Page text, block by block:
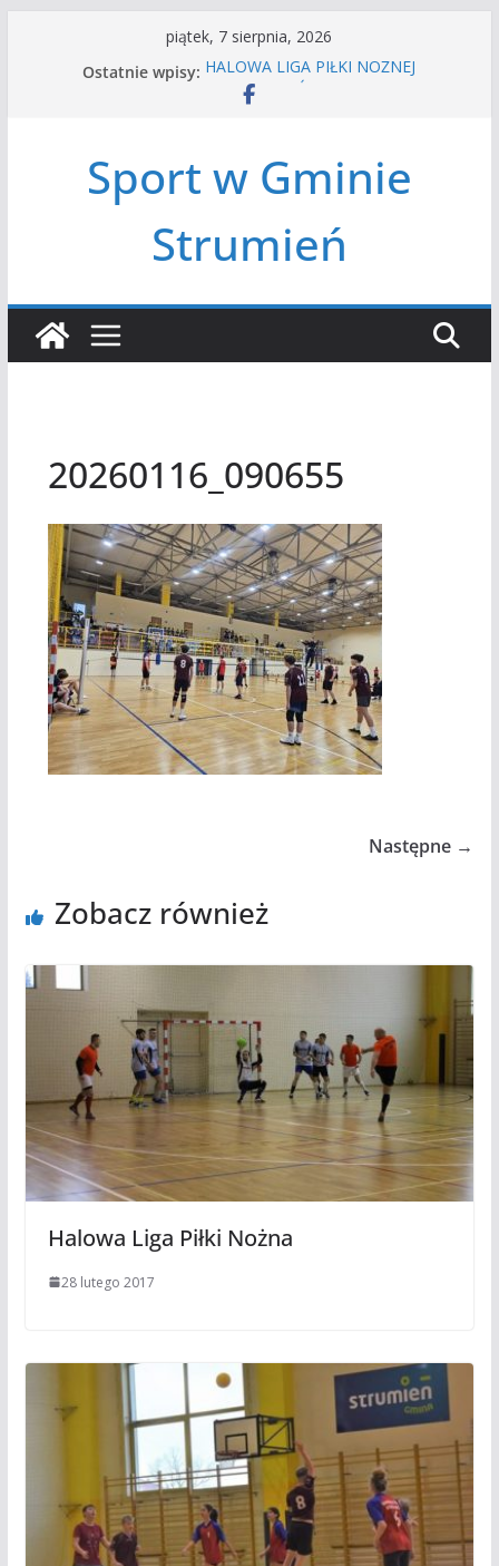
piątek, 7 sierpnia, 2026
Ostatnie wpisy: HALOWA LIGA PIŁKI NOŻNEJ
LATO W MIEŚCIE’2026
Czwórbój lekkoatletyczny
Sport w Gminie
Strumień
20260116_090655
Następne →
Zobacz również
Halowa Liga Piłki Nożna
28 lutego 2017